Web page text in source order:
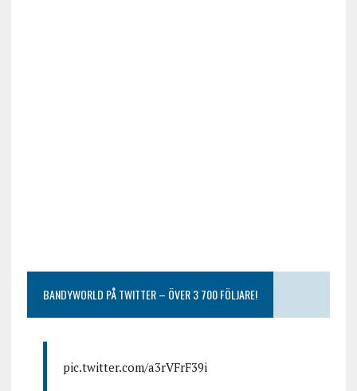
BANDYWORLD PÅ TWITTER – ÖVER 3 700 FÖLJARE!
pic.twitter.com/a3rVFrF39i